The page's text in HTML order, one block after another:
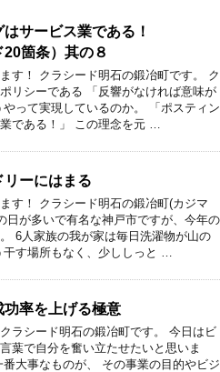
グはサービス業である！
20箇条）其の８
す！ クラシード明石の鍛冶町です。 ク
リシーである 「反響がなければ意味が
って実現しているのか。 「ポスティン
である！」 この理念を元 …
リーにはまる
す！ クラシード明石の鍛冶町(カジマ
日が多いで有名な神戸市ですが、今年の
6人家族の我が家は毎日洗濯物が山の
干す場所もなく、少ししっと …
功率を上げる極意
ラシード明石の鍛冶町です。 今日はビ
葉で自分を奮い立たせたいと思いま
大事なものが、 その事業の目的やビジ